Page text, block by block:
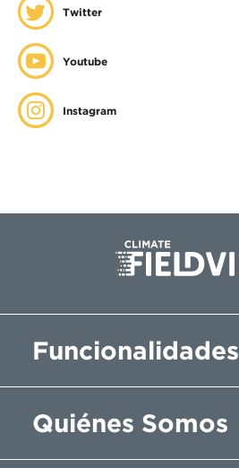
Twitter
Youtube
Instagram
Funcionalidades
Quiénes Somos